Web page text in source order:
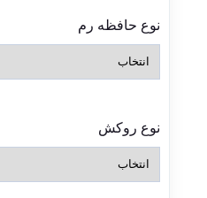
نوع حافظه رم
نوع روکش